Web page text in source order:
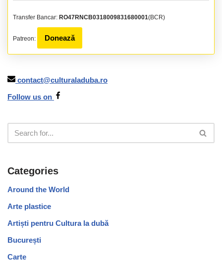
Transfer Bancar: RO47RNCB0318009831680001(BCR)
Patreon: Donează
contact@culturaladuba.ro
Follow us on
Categories
Around the World
Arte plastice
Artiști pentru Cultura la dubă
București
Carte